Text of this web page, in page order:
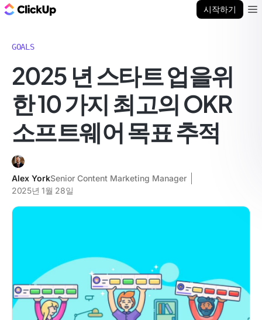
시작하기
GOALS
2025 년 스타트 업을위
한 10 가지 최고의 OKR
소프트웨어 목표 추적
Alex YorkSenior Content Marketing Manager
2025년 1월 28일